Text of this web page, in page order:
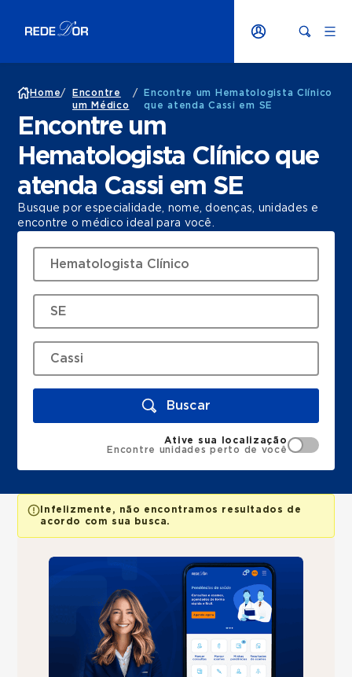
Home/
Encontre
um Médico
/
Encontre um Hematologista Clínico
que atenda Cassi em SE
Encontre um
Hematologista Clínico que
atenda Cassi em SE
Busque por especialidade, nome, doenças, unidades e
encontre o médico ideal para você.
Buscar
Ative sua localização
Encontre unidades perto de você
Infelizmente, não encontramos resultados de
acordo com sua busca.